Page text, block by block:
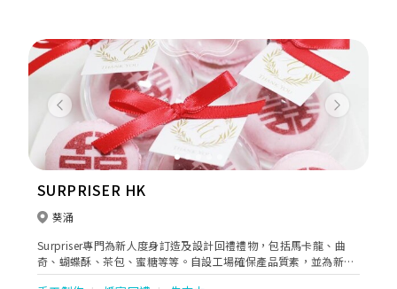
Previous Next
SURPRISER HK
葵涌
Surpriser專門為新人度身訂造及設計回禮禮物，包括馬卡龍、曲
奇、蝴蝶酥、茶包、蜜糖等等。自設工場確保產品質素，並為新人
提供貼心的送貨服務，讓新人及賓客收到一份驚喜的心意。除此之